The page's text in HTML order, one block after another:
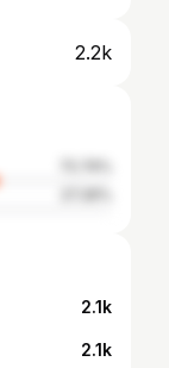
2.2k
2.1k
2.1k